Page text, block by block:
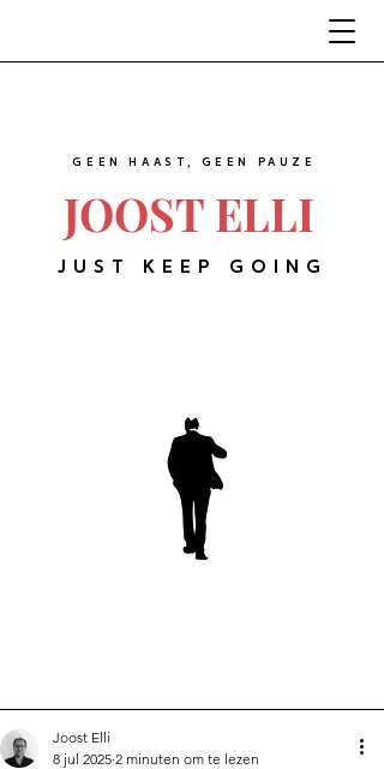
JOOST ELLI
GEEN HAAST, GEEN PAUZE
JUST KEEP GOING
Joost Elli
8 jul 2025 2 minuten om te lezen